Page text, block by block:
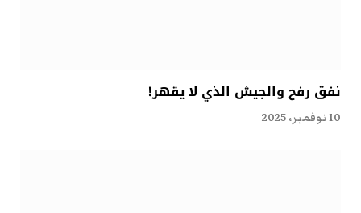
نفق رفح والجيش الذي لا يقهر!
10 نوفمبر، 2025